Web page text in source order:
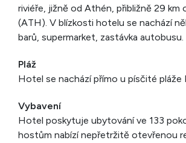
riviéře, jižně od Athén, přibližně 29 km
(ATH). V blízkosti hotelu se nachází
barů, supermarket, zastávka autobusu.
Pláž
Hotel se nachází přímo u písčité pláže
Vybavení
Hotel poskytuje ubytování ve 133
hostům nabízí nepřetržitě otevřenou